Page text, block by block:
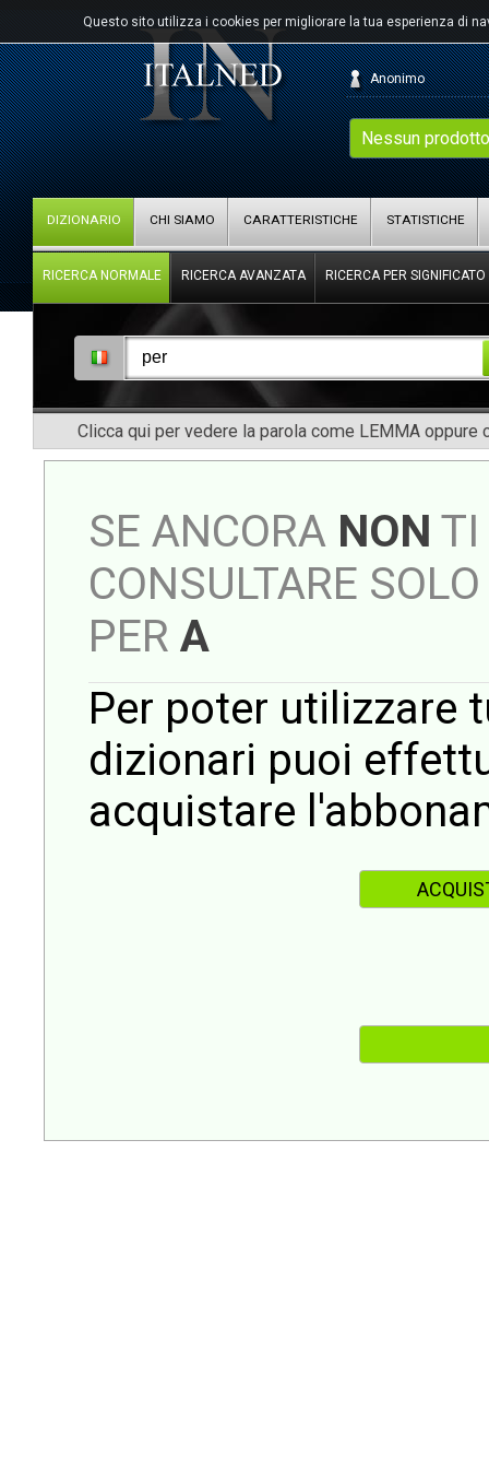
Questo sito utilizza i cookies per migliorare la tua esperienza di
Nessun
Anonimo
DIZIONARIO CHI SIAMO CARATTERISTICHE STATISTICHE
RICERCA NORMALE RICERCA AVANZATA RICERCA PER SIGNIFICATO
Clicca qui per vedere la parola come LEMMA oppure
SE ANCORA NON TI
CONSULTARE
PER A
Per poter utilizzare
dizionari puoi
acquistare